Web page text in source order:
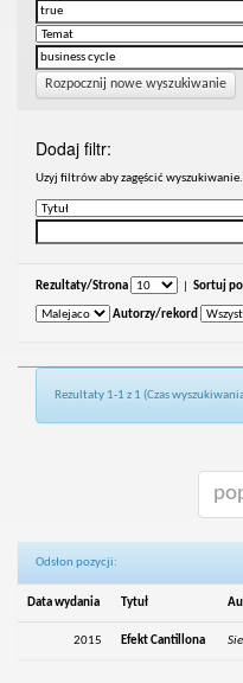
Rozpocznij nowe wyszukiwanie
Dodaj filtr:
Uzyj filtrów aby zagęścić wyszukiwanie.
Rezultaty/Strona Sortuj
Autorzy/rekord
Rezultaty 1-1 z 1 (Czas
Odsłon pozycji:
Data wydania Tytuł
2015 Efekt Cantillona